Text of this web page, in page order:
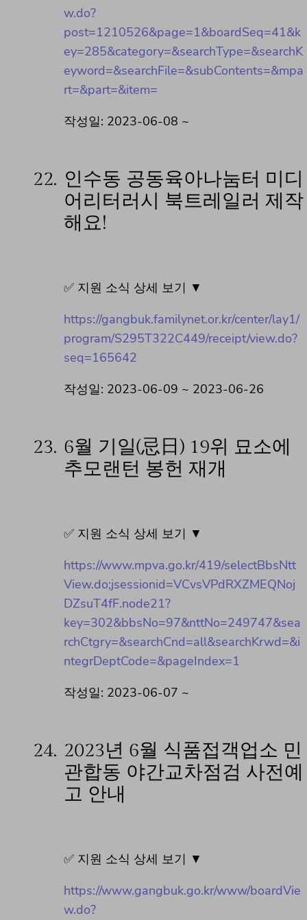
w.do?
post=1210526&page=1&boardSeq=41&k
ey=285&category=&searchType=&searchK
eyword=&searchFile=&subContents=&mpa
rt=&part=&item=
작성일: 2023-06-08 ~
22. 인수동 공동육아나눔터 미디
어리터러시 북트레일러 제작
해요!
✅ 지원 소식 상세 보기 ▼
https://gangbuk.familynet.or.kr/center/lay1/
program/S295T322C449/receipt/view.do?
seq=165642
작성일: 2023-06-09 ~ 2023-06-26
23. 6월 기일(忌日) 19위 묘소에
추모랜턴 봉헌 재개
✅ 지원 소식 상세 보기 ▼
https://www.mpva.go.kr/419/selectBbsNtt
View.do;jsessionid=VCvsVPdRXZMEQNoj
DZsuT4fF.node21?
key=302&bbsNo=97&nttNo=249747&sea
rchCtgry=&searchCnd=all&searchKrwd=&i
ntegrDeptCode=&pageIndex=1
작성일: 2023-06-07 ~
24. 2023년 6월 식품접객업소 민
관합동 야간교차점검 사전예
고 안내
✅ 지원 소식 상세 보기 ▼
https://www.gangbuk.go.kr/www/boardVie
w.do?